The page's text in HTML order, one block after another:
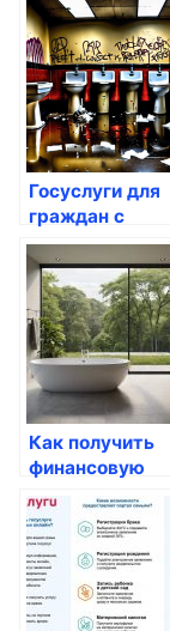
Госуслуги для
граждан с
что
Как получить
финансовую
помощь для
через